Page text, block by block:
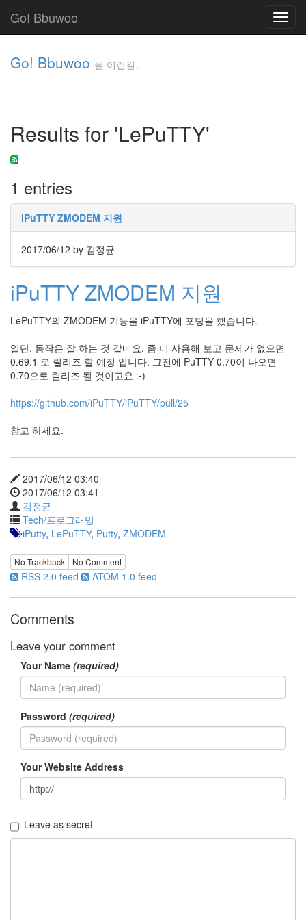
Go! Bbuwoo
Go! Bbuwoo 뭘 이런걸..
Results for 'LePuTTY'
1 entries
iPuTTY ZMODEM 지원
2017/06/12 by 김정균
iPuTTY ZMODEM 지원
LePuTTY의 ZMODEM 기능을 iPuTTY에 포팅을 했습니다.
일단, 동작은 잘 하는 것 같네요. 좀 더 사용해 보고 문제가 없으면
0.69.1 로 릴리즈 할 예정 입니다. 그전에 PuTTY 0.70이 나오면
0.70으로 릴리즈 될 것이고요 :-)
https://github.com/iPuTTY/iPuTTY/pull/25
참고 하세요.
2017/06/12 03:40
2017/06/12 03:41
김정균
Tech/프로그래밍
iPutty, LePuTTY, Putty, ZMODEM
No Trackback No Comment
RSS 2.0 feed ATOM 1.0 feed
Comments
Leave your comment
Your Name (required)
Password (required)
Your Website Address
Leave as secret
걸..
김
정
균
Cloud
리
눅
스
AnNyung
Mozilla
군
준
L10N
iPutty
AnNyung
여
Notices
Categories
주
절
주
30
이